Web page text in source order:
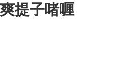
提子啫喱